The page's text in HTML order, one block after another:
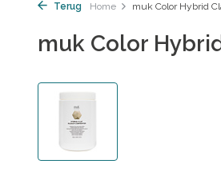
Terug Home muk Color Hybrid
muk Color